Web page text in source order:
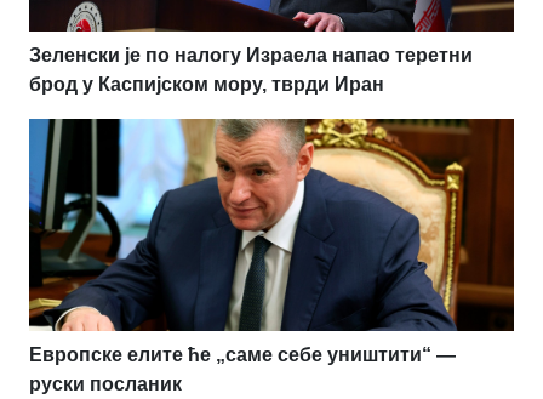
Зеленски је по налогу Израела напао теретни
брод у Каспијском мору, тврди Иран
Европске елите ће „саме себе уништити“ —
руски посланик